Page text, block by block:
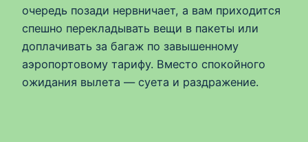
очередь позади нервничает, а вам приходится
спешно перекладывать вещи в пакеты или
доплачивать за багаж по завышенному
аэропортовому тарифу. Вместо спокойного
ожидания вылета — суета и раздражение.